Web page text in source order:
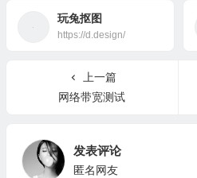
玩兔抠图
https://d.design/
上一篇
网络带宽测试
发表评论
匿名网友